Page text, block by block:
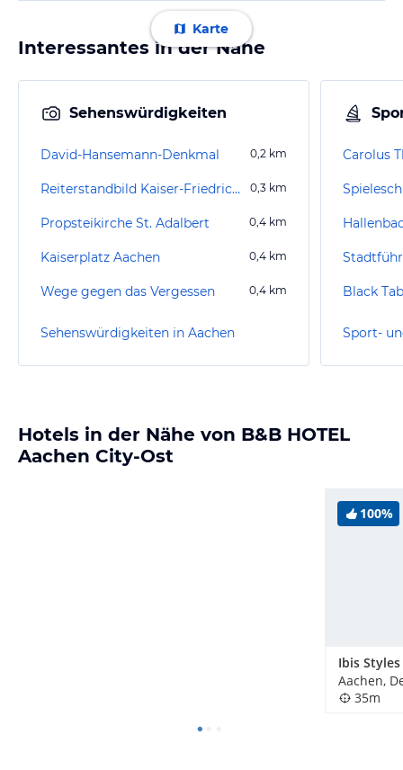
Karte
Interessantes in der Nähe
Sehenswürdigkeiten
David-Hansemann-Denkmal 0,2 km
Reiterstandbild Kaiser-Friedrich III 0,3 km
Propsteikirche St. Adalbert 0,4 km
Kaiserplatz Aachen 0,4 km
Wege gegen das Vergessen 0,4 km
Sehenswürdigkeiten in Aachen
Carolus
Black
Sport-
Hotels in der Nähe von B&B HOTEL
Aachen City-Ost
100%
Aachen,
35m